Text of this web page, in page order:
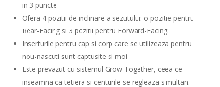
in 3 puncte
Ofera 4 pozitii de inclinare a sezutului: o pozitie pentru
Rear-Facing si 3 pozitii pentru Forward-Facing.
Inserturile pentru cap si corp care se utilizeaza pentru
nou-nascuti sunt captusite si moi
Este prevazut cu sistemul Grow Together, ceea ce
inseamna ca tetiera si centurile se regleaza simultan.